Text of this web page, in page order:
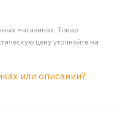
магазинах. Товар
цену уточняйте на
или описании?